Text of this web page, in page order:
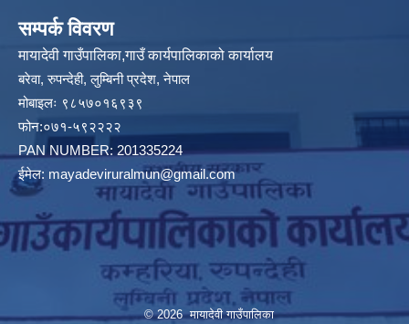
सम्पर्क विवरण
मायादेवी गाउँपालिका,गाउँ कार्यपालिकाको कार्यालय
बरेवा, रुपन्देही, लुम्बिनी प्रदेश, नेपाल
मोबाइलः ९८५७०१६९३९
फोन:०७१-५९२२२२
PAN NUMBER: 201335224
ईमेल: mayadeviruralmun@gmail.com
© 2026 मायादेवी गाउँपालिका